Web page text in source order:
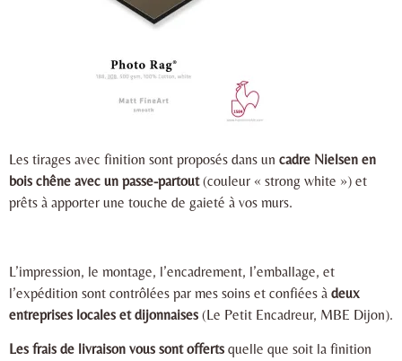
Les tirages avec finition sont proposés dans un cadre Nielsen en
bois chêne avec un passe-partout(couleur « strong white ») et
prêts à apporter une touche de gaieté à vos murs.
L’impression, le montage, l’encadrement, l’emballage, et
l’expédition sont contrôlées par mes soins et confiées à deux
entreprises locales et dijonnaises (Le Petit Encadreur, MBE Dijon).
Les frais de livraison vous sont offerts quelle que soit la finition